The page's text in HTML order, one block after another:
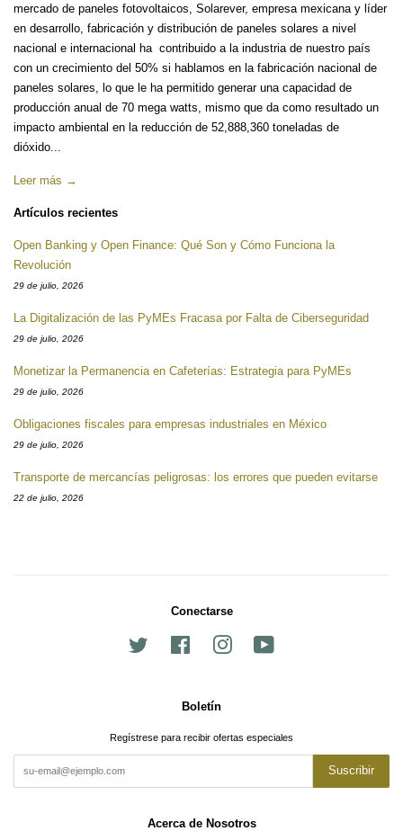
mercado de paneles fotovoltaicos, Solarever, empresa mexicana y líder
en desarrollo, fabricación y distribución de paneles solares a nivel
nacional e internacional ha contribuido a la industria de nuestro país
con un crecimiento del 50% si hablamos en la fabricación nacional de
paneles solares, lo que le ha permitido generar una capacidad de
producción anual de 70 mega watts, mismo que da como resultado un
impacto ambiental en la reducción de 52,888,360 toneladas de
dióxido...
Leer más →
Artículos recientes
Open Banking y Open Finance: Qué Son y Cómo Funciona la
Revolución
29 de julio, 2026
La Digitalización de las PyMEs Fracasa por Falta de Ciberseguridad
29 de julio, 2026
Monetizar la Permanencia en Cafeterías: Estrategia para PyMEs
29 de julio, 2026
Obligaciones fiscales para empresas industriales en México
29 de julio, 2026
Transporte de mercancías peligrosas: los errores que pueden evitarse
22 de julio, 2026
Conectarse
Facebook Instagram
Boletín
Regístrese para recibir ofertas especiales
Suscribir
Acerca de Nosotros